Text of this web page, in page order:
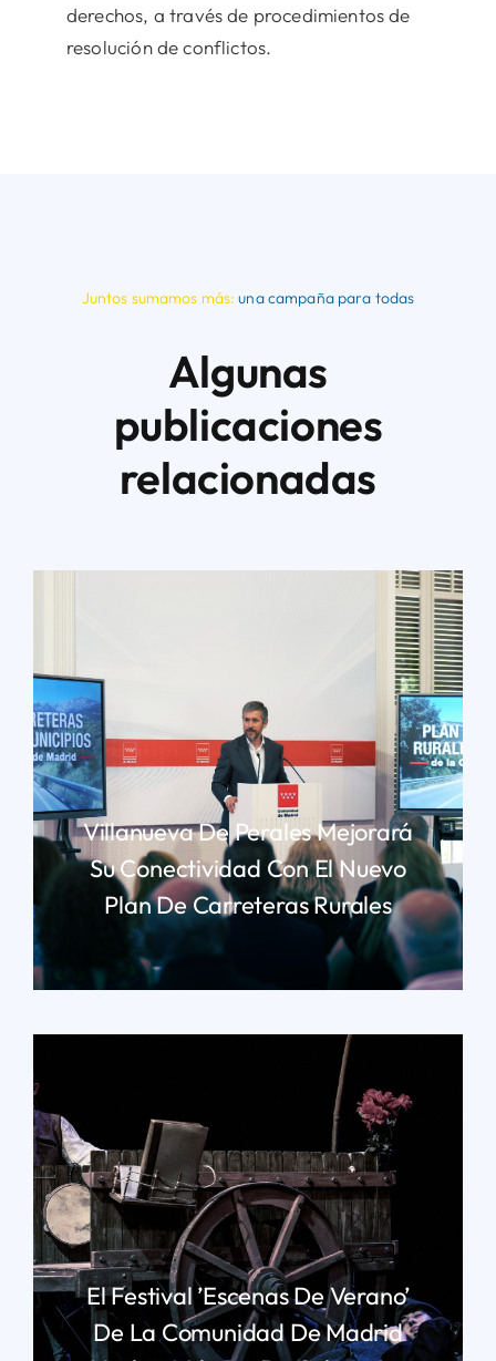
derechos, a través de procedimientos de
resolución de conflictos.
Juntos sumamos más:una campaña para todas
Algunas
publicaciones
relacionadas
Villanueva De Perales Mejorará
Su Conectividad Con El Nuevo
Plan De Carreteras Rurales
LEER MÁS
El Festival ’Escenas De Verano’
De La Comunidad De Madrid